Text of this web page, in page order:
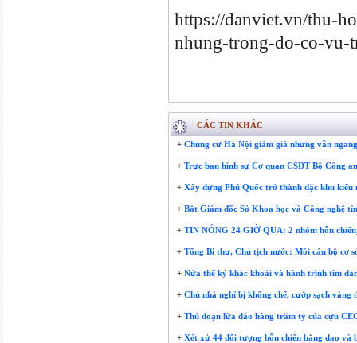
https://danviet.vn/thu-
nhung-trong-do-co-vu-
CÁC TIN KHÁC
+ Chung cư Hà Nội giảm giá nhưng vẫn
+ Trực ban hình sự Cơ quan CSĐT Bộ Công
+ Xây dựng Phú Quốc trở thành đặc khu
+ Bắt Giám đốc Sở Khoa học và Công nghệ
+ TIN NÓNG 24 GIỜ QUA: 2 nhóm hỗn
+ Tổng Bí thư, Chủ tịch nước: Mỗi cán bộ cơ
+ Nửa thế kỷ khắc khoải và hành trình tìm
+ Chủ nhà nghỉ bị khống chế, cướp sạch vàng
+ Thủ đoạn lừa đảo hàng trăm tỷ của cựu
+ Xét xử 44 đối tượng hỗn chiến bằng dao và